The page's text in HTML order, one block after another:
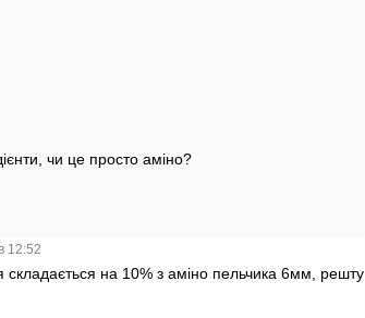
чи це просто аміно?
12:52
на 10% з аміно пельчика 6мм, решту